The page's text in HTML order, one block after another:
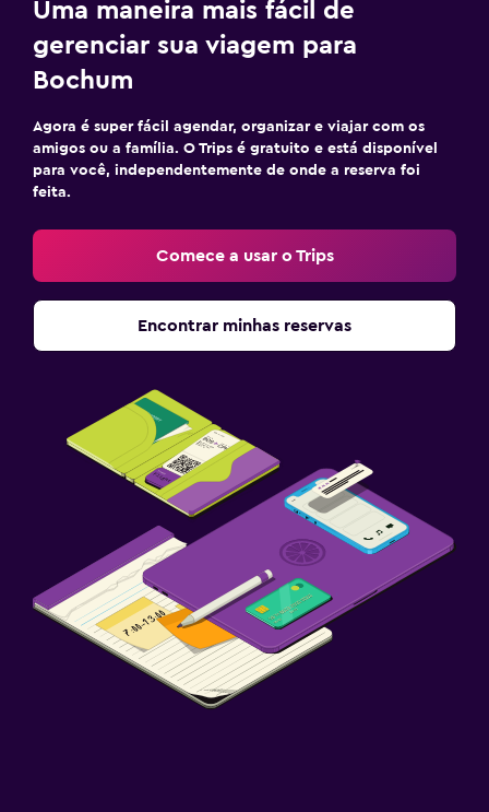
Uma maneira mais fácil de
gerenciar sua viagem para
Bochum
Agora é super fácil agendar, organizar e viajar com os
amigos ou a família. O Trips é gratuito e está disponível
para você, independentemente de onde a reserva foi
feita.
Comece a usar o Trips
Encontrar minhas reservas